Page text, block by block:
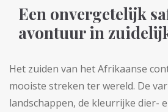
Een onvergetelijk
avontuur in
Het zuiden van het Afrikaanse
mooiste streken ter wereld. De
landschappen, de kleurrijke dier-